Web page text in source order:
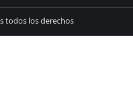
todos los derechos